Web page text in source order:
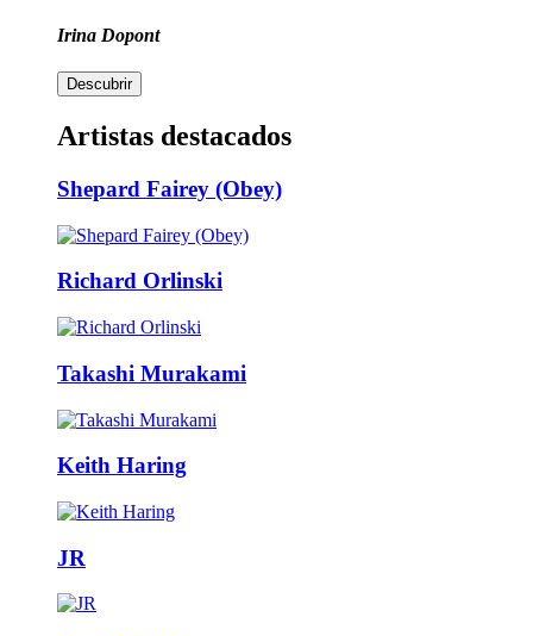
Irina Dopont
Descubrir
Artistas destacados
Shepard Fairey (Obey)
Richard Orlinski
Takashi Murakami
Keith Haring
JR